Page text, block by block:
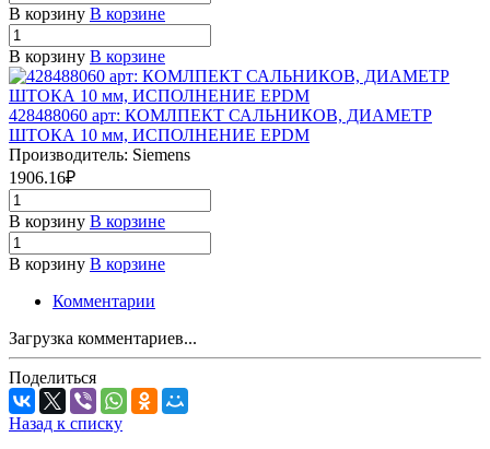
В корзину В корзине
В корзину В корзине
428488060 арт: КОМЛПЕКТ САЛЬНИКОВ, ДИАМЕТР
ШТОКА 10 мм, ИСПОЛНЕНИЕ EPDM
Производитель: Siemens
1906.16₽
В корзину В корзине
В корзину В корзине
Комментарии
Загрузка комментариев...
Поделиться
Назад к списку